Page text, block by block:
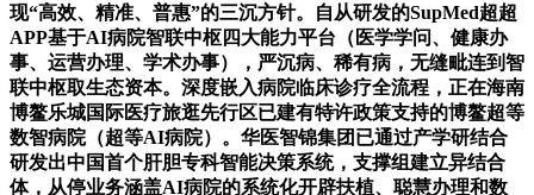
现“高效、精准、普惠”的三沉方针。自从研发的SupMed超超
APP基于AI病院智联中枢四大能力平台（医学学问、健康办
事、运营办理、学术办事），严沉病、稀有病，无缝毗连到智
联中枢取生态资本。深度嵌入病院临床诊疗全流程，正在海南
博鳌乐城国际医疗旅逛先行区已建有特许政策支持的博鳌超等
数智病院（超等AI病院）。华医智锦集团已通过产学研结合
研发出中国首个肝胆专科智能决策系统，支撑组建立异结合
体，从停业务涵盖AI病院的系统化开辟扶植、聪慧办理和数